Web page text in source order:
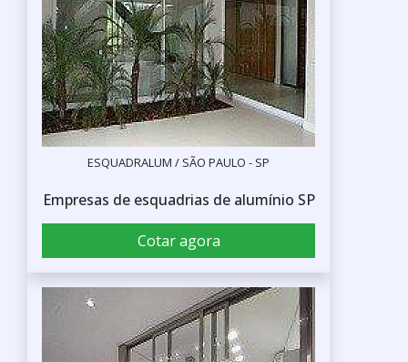
ESQUADRALUM / SÃO PAULO - SP
Empresas de esquadrias de alumínio SP
Cotar agora